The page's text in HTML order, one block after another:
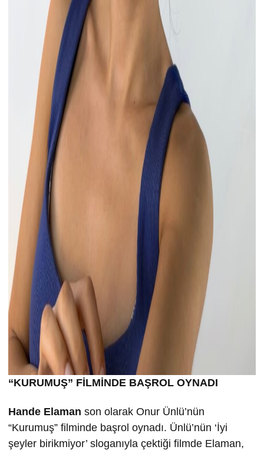
“KURUMUŞ” FİLMİNDE BAŞROL OYNADI
Hande Elaman son olarak Onur Ünlü’nün
“Kurumuş” filminde başrol oynadı. Ünlü’nün ‘İyi
şeyler birikmiyor’ sloganıyla çektiği filmde Elaman,